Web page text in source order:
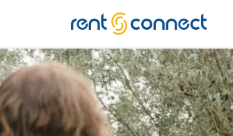
RENT'N
CONNECT